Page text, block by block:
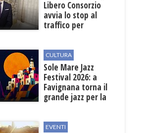
Libero Consorzio
avvia lo stop al
traffico per
all'aeroporto
CULTURA
Sole Mare Jazz
Festival 2026: a
Favignana torna il
grande jazz per la
EVENTI